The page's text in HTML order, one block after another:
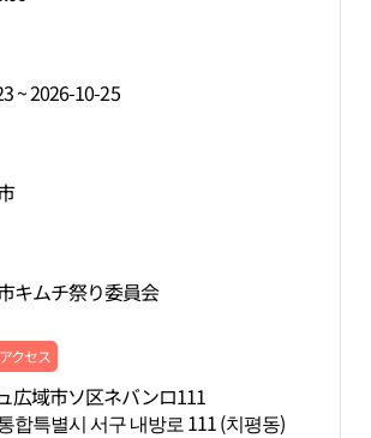
~ 2026-10-25
キムチ祭り委員会
アクセス
広域市ソ区ネバンロ111
합특별시 서구 내방로 111 (치평동)